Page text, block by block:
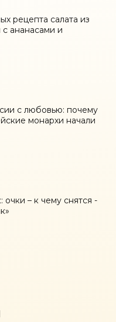
рецепта салата из
ананасами и
с любовью: почему
монархи начали
очки – к чему снятся -